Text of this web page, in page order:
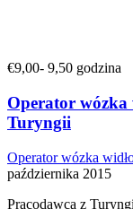
€9,00- 9,50 godzina
Operator wózka
Turyngii
Operator wózka
października 2015
Pracodawca z